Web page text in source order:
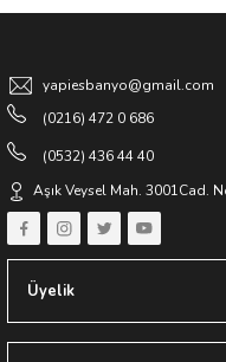
yapiesbanyo@gmail.com
(0216) 472 0 686
(0532) 436 44 40
Aşık Veysel Mah. 3001Cad.
Üyelik